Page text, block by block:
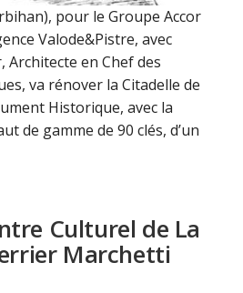
pour le Groupe Accor
Valode&Pistre, avec
Architecte en Chef des
va rénover la Citadelle de
Historique, avec la
de gamme de 90 clés, d’un
Culturel de La
Marchetti